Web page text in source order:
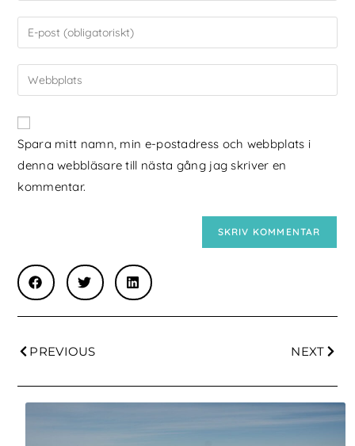
Spara mitt namn, min e-postadress och webbplats i
denna webbläsare till nästa gång jag skriver en
kommentar.
PREVIOUS NEXT